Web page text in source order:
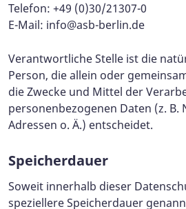
Telefon: +49 (0)30/21307-0
E-Mail: info@asb-berlin.de
Verantwortliche Stelle ist die
Person, die allein oder
die Zwecke und Mittel der
personenbezogenen Daten (z. B.
Adressen o. Ä.) entscheidet.
Speicherdauer
Soweit innerhalb dieser
speziellere Speicherdauer